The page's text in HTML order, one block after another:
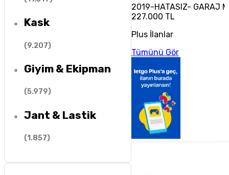
Kask
(9.207)
Giyim & Ekipman
(5.979)
Jant & Lastik
(1.857)
2019-HATASIZ- GARAJ
227.000 TL
Plus İlanlar
Tümünü Gör